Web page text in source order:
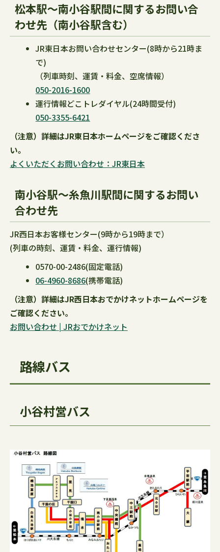
松本駅～南小谷駅間に関するお問い合
わせ先（南小谷駅含む）
JR東日本お問い合わせセンター(8時から21時ま
で)
（列車時刻、運賃・料金、空席情報）
050-2016-1600
運行情報どこトレダイヤル(24時間受付)
050-3355-6421
（注意）詳細はJR東日本ホームページをご確認くださ
い。
よくいただくお問い合わせ：JR東日本
南小谷駅～糸魚川駅間に関するお問い
合わせ先
JR西日本お客様センター(9時から19時まで）
(列車の時刻、運賃・料金、運行情報)
0570-00-2486(固定電話)
06-4960-8686(携帯電話)
（注意）詳細はJR西日本おでかけネットホームページを
ご確認ください。
お問い合わせ | JRおでかけネット
路線バス
小谷村営バス